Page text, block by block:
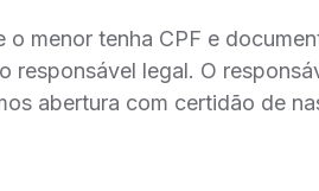
o menor tenha CPF e
responsável legal. O
abertura com certidão de